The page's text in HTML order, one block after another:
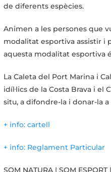
de diferents espècies.
Animen a les persones que
modalitat esportiva assistir i
aquesta modalitat esportiva
La Caleta del Port Marina i
idíl·lics de la Costa Brava i el
situ, a difondre-la i donar-la
+ info: cartell
+ info: Reglament Particular
SOM NATURA | SOM